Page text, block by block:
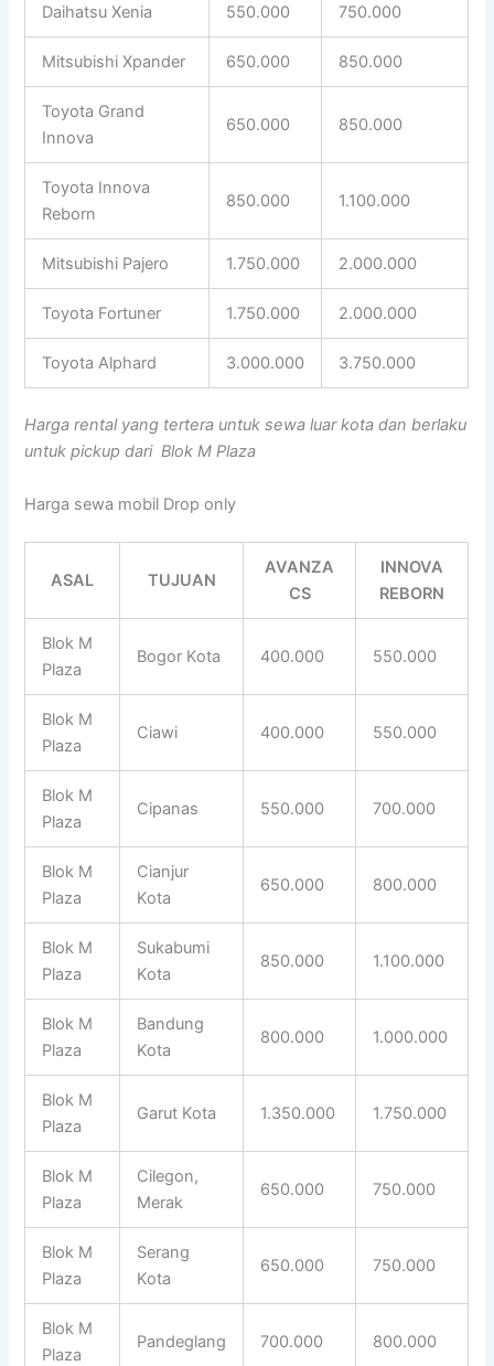
Daihatsu Xenia 550.000 750.000
Mitsubishi Xpander 650.000 850.000
Toyota Grand
Innova
650.000 850.000
Toyota Innova
Reborn
850.000 1.100.000
Mitsubishi Pajero 1.750.000 2.000.000
Toyota Fortuner 1.750.000 2.000.000
Toyota Alphard 3.000.000 3.750.000
Harga rental yang tertera untuk sewa luar kota dan berlaku
untuk pickup dari Blok M Plaza
Harga sewa mobil Drop only
ASAL TUJUAN
AVANZA
CS
INNOVA
REBORN
Blok M
Plaza
Bogor Kota 400.000 550.000
Blok M
Plaza
Ciawi 400.000 550.000
Blok M
Plaza
Cipanas 550.000 700.000
Blok M
Plaza
Cianjur
Kota
650.000 800.000
Blok M
Plaza
Sukabumi
Kota
850.000 1.100.000
Blok M
Plaza
Bandung
Kota
800.000 1.000.000
Blok M
Plaza
Garut Kota 1.350.000 1.750.000
Blok M
Plaza
Cilegon,
Merak
650.000 750.000
Blok M
Plaza
Serang
Kota
650.000 750.000
Blok M
Plaza
Pandeglang 700.000 800.000